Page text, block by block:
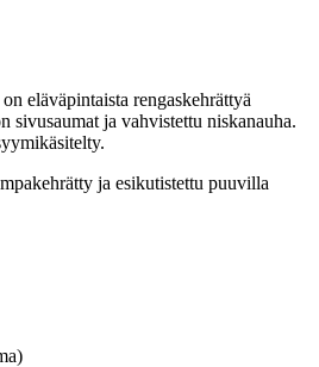
eläväpintaista rengaskehrättyä
sivusaumat ja vahvistettu niskanauha.
ja esikutistettu puuvilla